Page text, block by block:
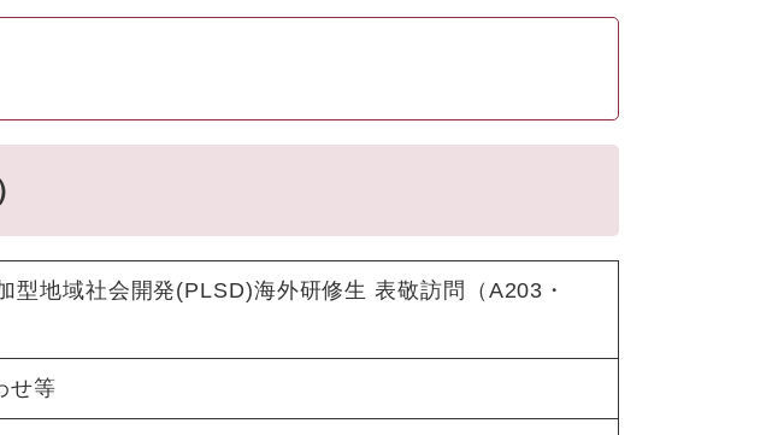
型地域社会開発(PLSD)海外研修生 表敬訪問（A203・
せ等